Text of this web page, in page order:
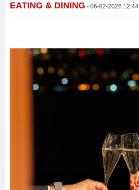
EATING & DINING - 06-02-2026 12:44